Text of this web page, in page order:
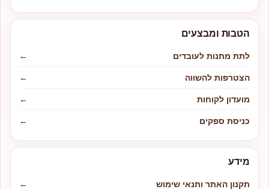
הטבות ומבצעים
לתת מתנות לעובדים
←
הצטרפות להשווה
←
מועדון לקוחות
←
כניסת ספקים
←
מידע
תקנון האתר ותנאי שימוש ←